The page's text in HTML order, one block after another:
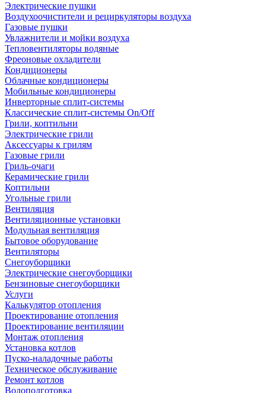
Электрические пушки
Воздухоочистители и рециркуляторы воздуха
Газовые пушки
Увлажнители и мойки воздуха
Тепловентиляторы водяные
Фреоновые охладители
Кондиционеры
Облачные кондиционеры
Мобильные кондиционеры
Инверторные сплит-системы
Классические сплит-системы On/Off
Грили, коптильни
Электрические грили
Аксессуары к грилям
Газовые грили
Гриль-очаги
Керамические грили
Коптильни
Угольные грили
Вентиляция
Вентиляционные установки
Модульная вентиляция
Бытовое оборудование
Вентиляторы
Снегоуборщики
Электрические снегоуборщики
Бензиновые снегоуборщики
Услуги
Калькулятор отопления
Проектирование отопления
Проектирование вентиляции
Монтаж отопления
Установка котлов
Пуско-наладочные работы
Техническое обслуживание
Ремонт котлов
Водоподготовка